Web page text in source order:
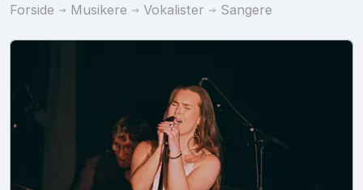
Forside Musikere Vokalister Sangere